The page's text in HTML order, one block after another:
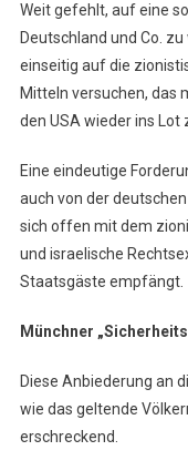
Weit gefehlt, auf eine
Deutschland und Co.
einseitig auf die
Mitteln versuchen, das
den USA wieder ins Lot
Eine eindeutige
auch von der
sich offen mit dem
und israelische
Staatsgäste empfängt.
Münchner
Diese Anbiederung an
wie das geltende
erschreckend.